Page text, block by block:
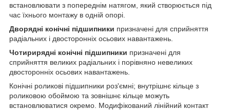
встановлювати з попереднім натягом, який створюється під
час їхнього монтажу в одній опорі.
Дворядні конічні підшипники призначені для сприйняття
радіальних і двосторонніх осьових навантажень.
Чотирирядні конічні підшипники призначені для
сприйняття великих радіальних і порівняно невеликих
двосторонніх осьових навантажень.
Конічні роликові підшипники роз'ємні; внутрішнє кільце з
роликовою обоймою та зовнішнє кільце можуть
встановлюватися окремо. Модифікований лінійний контакт